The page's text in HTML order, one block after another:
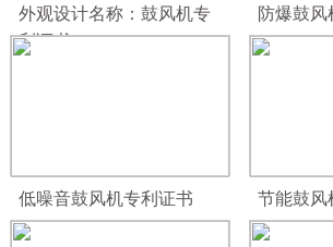
外观设计名称：鼓风机专
利证书
防爆鼓
低噪音鼓风机专利证书 节能鼓风